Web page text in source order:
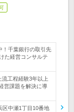
！千葉銀行の取引先
た経営コンサルテ
流工程経験3年以上
営課題を解決に導
区中瀬1丁目10番地